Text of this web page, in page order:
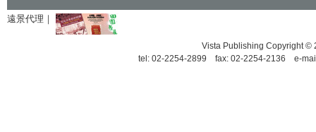
遠景代理｜
Vista Publishing Copyright ©
tel: 02-2254-2899 fax: 02-2254-2136 e-